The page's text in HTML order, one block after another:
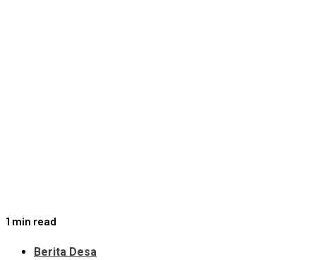
1 min read
Berita Desa